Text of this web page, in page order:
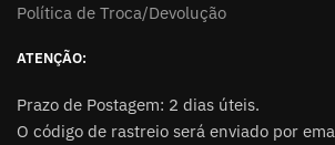
Política de Troca/Devolução
ATENÇÃO:
Prazo de Postagem: 2 dias úteis.
O código de rastreio será enviado por